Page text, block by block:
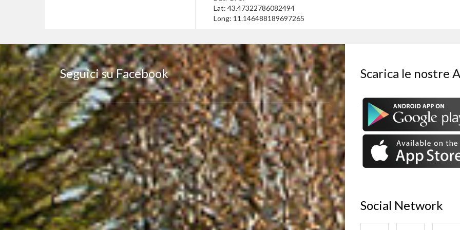
Lat: 43.47322786082494
Long: 11.146488189697265
Seguici su Facebook Scarica le nostre
Social Network